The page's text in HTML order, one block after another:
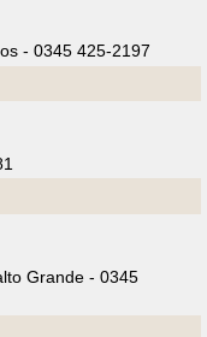
- 0345 425-2197
Grande - 0345